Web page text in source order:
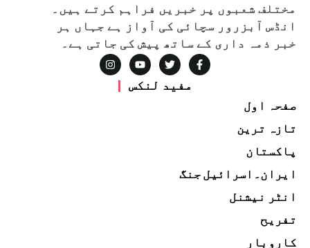
مختلف شعبوں پر خبریں فراہم کرتے ہیں۔
انڈس آبزرور سچائی کی آواز ہے جہاں ہر
خبر ذمہ داری کے ساتھ پیش کی جاتی ہے۔
مفید لنکس
صفحہ اول
تازہ ترین
پاکستان
ایران۔اسرائیل جنگ
انٹر نیشنل
تفریح
کاروبار